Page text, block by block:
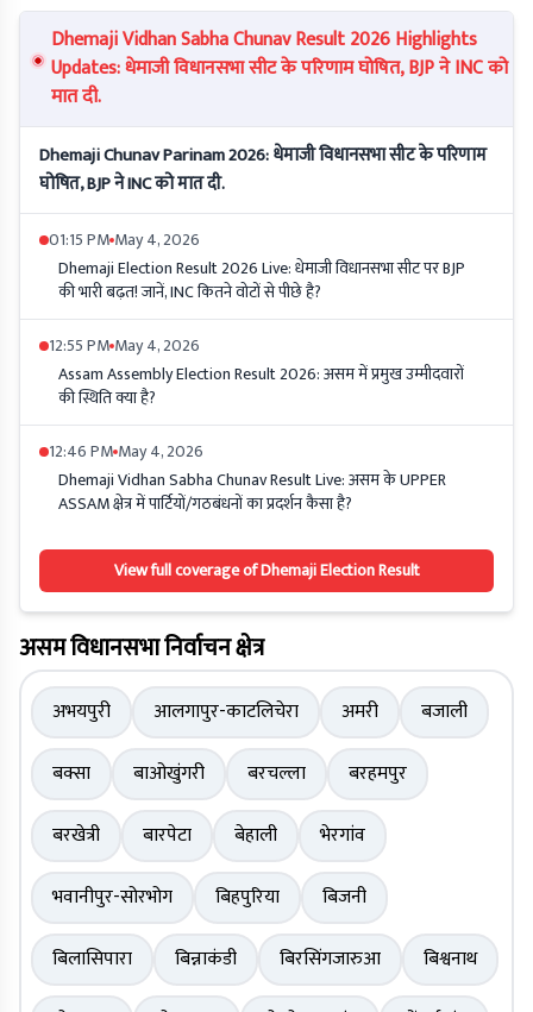
Dhemaji Vidhan Sabha Chunav Result 2026 Highlights
Updates: धेमाजी विधानसभा सीट के परिणाम घोषित, BJP ने INC को
मात दी.
Dhemaji Chunav Parinam 2026: धेमाजी विधानसभा सीट के परिणाम
घोषित, BJP ने INC को मात दी.
01:15 PM May 4, 2026
Dhemaji Election Result 2026 Live: धेमाजी विधानसभा सीट पर BJP
की भारी बढ़त! जानें, INC कितने वोटों से पीछे है?
12:55 PM May 4, 2026
Assam Assembly Election Result 2026: असम में प्रमुख उम्मीदवारों
की स्थिति क्या है?
12:46 PM May 4, 2026
Dhemaji Vidhan Sabha Chunav Result Live: असम के UPPER
ASSAM क्षेत्र में पार्टियों/गठबंधनों का प्रदर्शन कैसा है?
View full coverage of Dhemaji Election Result
असम विधानसभा निर्वाचन क्षेत्र
अभयपुरी आलगापुर-काटलिचेरा अमरी
बजाली
बक्सा
बाओखुंगरी बरचल्ला
बरहमपुर
बरखेत्री
बारपेटा बेहाली
भेरगांव
भवानीपुर-सोरभोग
बिहपुरिया
बिजनी
बिलासिपारा
बिन्नाकंडी बिरसिंगजारुआ
बिश्वनाथ